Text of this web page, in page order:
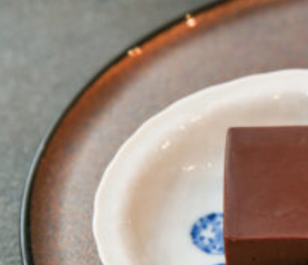
NEW OPEN
SERIES
CULTURE
ABOUT US
Instagram